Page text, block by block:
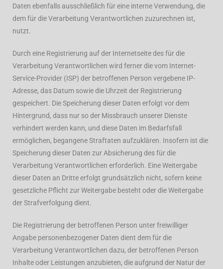
Daten ebenfalls ausschließlich für eine interne Verwendung, die
dem für die Verarbeitung Verantwortlichen zuzurechnen ist,
nutzt.
Durch eine Registrierung auf der Internetseite des für die
Verarbeitung Verantwortlichen wird ferner die vom Internet-
Service-Provider (ISP) der betroffenen Person vergebene IP-
Adresse, das Datum sowie die Uhrzeit der Registrierung
gespeichert. Die Speicherung dieser Daten erfolgt vor dem
Hintergrund, dass nur so der Missbrauch unserer Dienste
verhindert werden kann, und diese Daten im Bedarfsfall
ermöglichen, begangene Straftaten aufzuklären. Insofern ist die
Speicherung dieser Daten zur Absicherung des für die
Verarbeitung Verantwortlichen erforderlich. Eine Weitergabe
dieser Daten an Dritte erfolgt grundsätzlich nicht, sofern keine
gesetzliche Pflicht zur Weitergabe besteht oder die Weitergabe
der Strafverfolgung dient.
Die Registrierung der betroffenen Person unter freiwilliger
Angabe personenbezogener Daten dient dem für die
Verarbeitung Verantwortlichen dazu, der betroffenen Person
Inhalte oder Leistungen anzubieten, die aufgrund der Natur der